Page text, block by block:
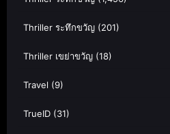
Thriller ระทึกขวัญ (201)
Thriller เขย่าขวัญ (18)
Travel (9)
TrueID (31)